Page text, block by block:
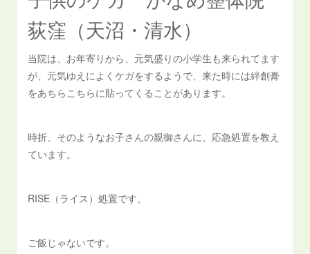
荻窪（天沼・清水）
当院は、お年寄りから、元気盛りの小学生も来られてます
が、元気ゆえによくケガをするようで、来た時には絆創膏
をあちらこちらに貼ってくることがあります。
時折、そのようなお子さんの親御さんに、応急処置を教え
ています。
RISE（ライス）処置です。
ご飯じゃないです。